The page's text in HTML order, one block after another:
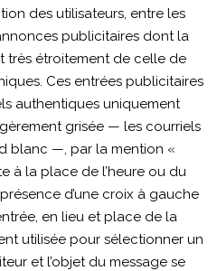
des utilisateurs, entre les
publicitaires dont la
très étroitement de celle de
Ces entrées publicitaires
authentiques uniquement
grisée — les courriels
blanc —, par la mention «
à la place de l’heure ou du
d’une croix à gauche
en lieu et place de la
utilisée pour sélectionner un
et l’objet du message se